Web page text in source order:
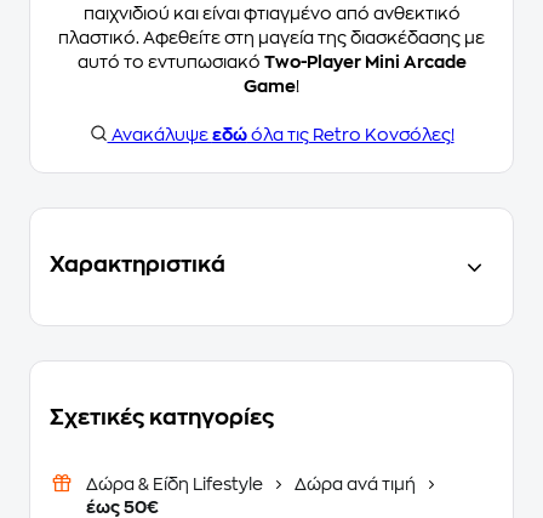
παιχνιδιού και είναι φτιαγμένο από ανθεκτικό
πλαστικό. Αφεθείτε στη μαγεία της διασκέδασης με
αυτό το εντυπωσιακό Two-Player Mini Arcade
Game!
Ανακάλυψε εδώόλα τις Retro Κονσόλες!
Χαρακτηριστικά
Σχετικές κατηγορίες
Δώρα & Είδη Lifestyle
Δώρα ανά τιμή
έως 50€